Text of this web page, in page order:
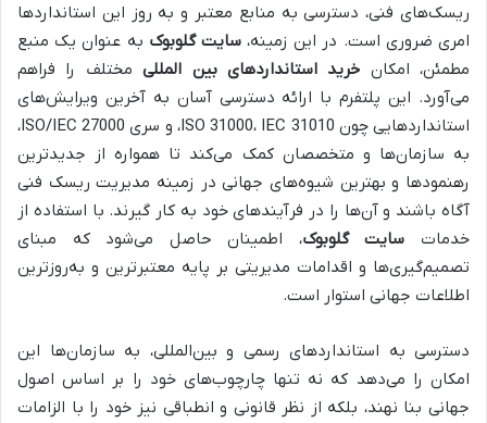
ریسک‌های فنی، دسترسی به منابع معتبر و به روز این استانداردها
امری ضروری است. در این زمینه،سایت گلوبوک به عنوان یک منبع
مطمئن، امکان خرید استانداردهای بین المللیمختلف را فراهم
می‌آورد. این پلتفرم با ارائه دسترسی آسان به آخرین ویرایش‌های
استانداردهایی چون ISO 31000، IEC 31010، و سری ISO/IEC 27000،
به سازمان‌ها و متخصصان کمک می‌کند تا همواره از جدیدترین
رهنمودها و بهترین شیوه‌های جهانی در زمینه مدیریت ریسک فنی
آگاه باشند و آن‌ها را در فرآیندهای خود به کار گیرند. با استفاده از
خدمات سایت گلوبوک، اطمینان حاصل می‌شود که مبنای
تصمیم‌گیری‌ها و اقدامات مدیریتی بر پایه معتبرترین و به‌روزترین
اطلاعات جهانی استوار است.
دسترسی به استانداردهای رسمی و بین‌المللی، به سازمان‌ها این
امکان را می‌دهد که نه تنها چارچوب‌های خود را بر اساس اصول
جهانی بنا نهند، بلکه از نظر قانونی و انطباقی نیز خود را با الزامات